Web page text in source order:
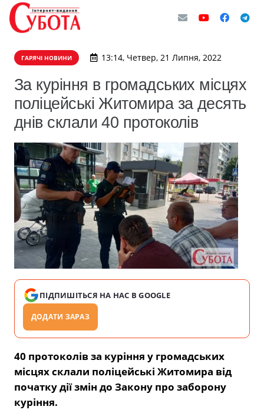
ГАРЯЧІ НОВИНИ 13:14, Четвер, 21 Липня, 2022
За куріння в громадських місцях
поліцейські Житомира за десять
днів склали 40 протоколів
ПІДПИШІТЬСЯ НА НАС В GOOGLE
ДОДАТИ ЗАРАЗ
40 протоколів за куріння у громадських
місцях склали поліцейські Житомира від
початку дії змін до Закону про заборону
куріння.